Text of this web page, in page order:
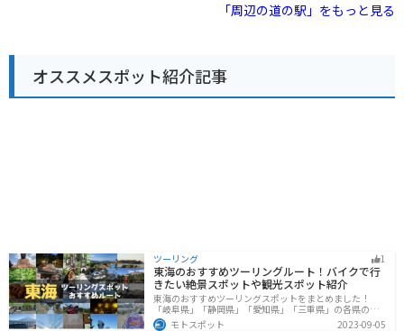
的な建造物や自然豊かな景勝地など、多くの観光スポッ
流れる北上川からの眺めがおすすめです。春には桜並木
た、女川町の特産品や土産物も販売しており、観光客に
수 있다 * 女川町のお土産が買える * 三陸海岸の絶景を眺
められる 【周辺情報】 * 女川魚市場 * きぼうのかね商店
街 * 宮城県慶長使節船ミュージアム 【名産品】 * 女川ホ
「周辺の道の駅」をもっと見る
オススメスポット紹介記事
ツーリング 1
東海のおすすめツーリングルート！バイクで行
きたい絶景スポットや観光スポット紹介
東海のおすすめツーリングスポットをまとめました！
「岐阜県」「静岡県」「愛知県」「三重県」の各県の観
光地紹介します。自然豊かな山々や湖、温泉地が点在
モトスポット 2023-09-05